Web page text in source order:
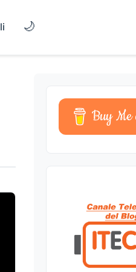
🌙
Buy Me